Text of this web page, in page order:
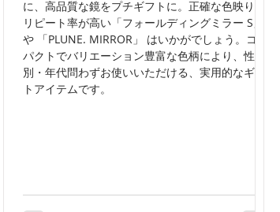
に、高品質な鏡をプチギフトに。正確な色映りで
リピート率が高い「フォールディングミラー S」
や 「PLUNE. MIRROR」 はいかがでしょう。コン
パクトでバリエーション豊富な色柄により、性
別・年代問わずお使いいただける、実用的なギフ
トアイテムです。